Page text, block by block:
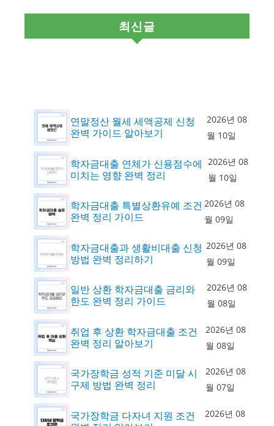
최신글
연말정산 월세 세액공제 신청
완벽 가이드 알아보기
2026년 08
월 10일
학자금대출 연체가 신용점수에
미치는 영향 완벽 정리
2026년 08
월 10일
학자금대출 특별상환유예 조건
완벽 정리 가이드
2026년 08
월 09일
학자금대출과 생활비대출 신청
방법 완벽 정리하기
2026년 08
월 09일
일반 상환 학자금대출 금리와
한도 완벽 정리 가이드
2026년 08
월 08일
취업 후 상환 학자금대출 조건
완벽 정리 알아보기
2026년 08
월 08일
국가장학금 성적 기준 미달 시
구제 방법 완벽 정리
2026년 08
월 07일
국가장학금 다자녀 지원 조건
2026년 08